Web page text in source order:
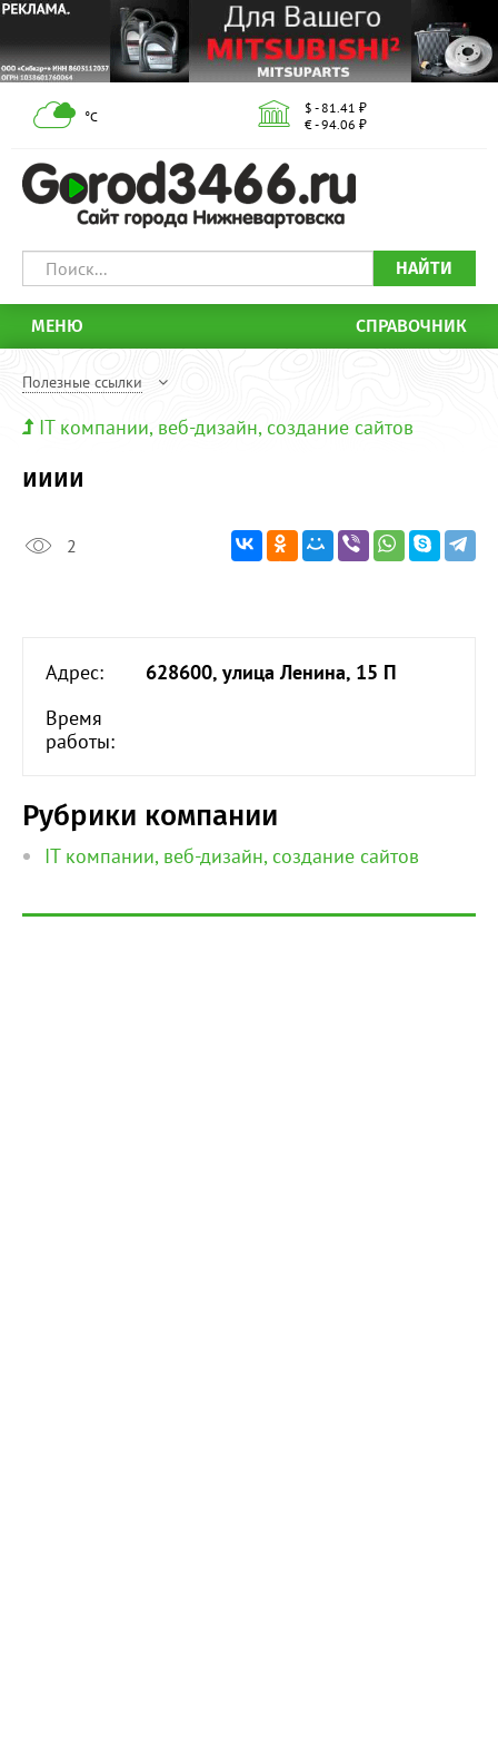
°С
$ - 81.41 ₽
€ - 94.06 ₽
НАЙТИ
МЕНЮ СПРАВОЧНИК
Полезные ссылки
IT компании, веб-дизайн, создание сайтов
ииии
2
Адрес:
628600, улица Ленина, 15 П
Время
работы:
Рубрики компании
IT компании, веб-дизайн, создание сайтов